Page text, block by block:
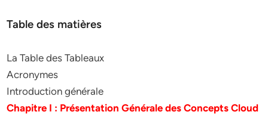
Table des matières
La Table des Tableaux
Acronymes
Introduction générale
Chapitre I : Présentation Générale des Concepts Cloud